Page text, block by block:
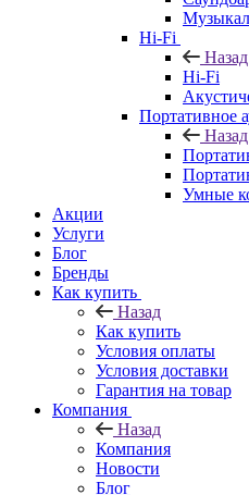
Hi-Fi
Назад
Hi-Fi
Портативное
Назад
Умные
Акции
Услуги
Блог
Бренды
Как купить
Назад
Как купить
Условия оплаты
Условия доставки
Гарантия на товар
Компания
Назад
Компания
Новости
Блог